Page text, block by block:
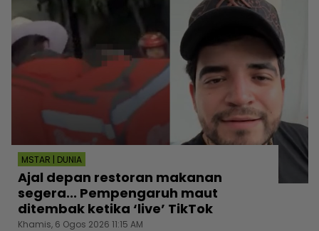
MSTAR | DUNIA
Ajal depan restoran makanan
segera... Pempengaruh maut
ditembak ketika ‘live’ TikTok
Khamis, 6 Ogos 2026 11:15 AM